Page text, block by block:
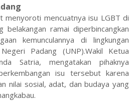
menyoroti mencuatnya isu LGBT di
ramai diperbincangkan
kemunculannya di lingkungan
Padang (UNP).Wakil Ketua
Satria, mengatakan pihaknya
isu tersebut karena
nilai sosial, adat, dan budaya yang